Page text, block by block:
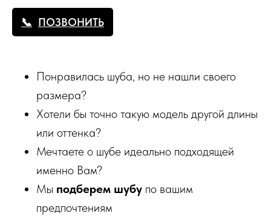
ПОЗВОНИТЬ
Понравилась шуба, но не нашли своего
размера?
Хотели бы точно такую модель другой длины
или оттенка?
Мечтаете о шубе идеально подходящей
именно Вам?
Мы подберем шубу по вашим
предпочтениям